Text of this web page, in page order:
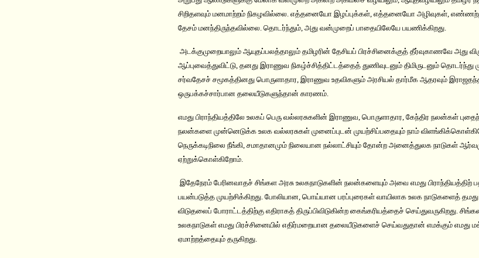
சிறிதளவும் மனமாற்றம் நிகழவில்லை. எத்தனையோ இழப்புக்கள், எத்தனையோ அழிவுகள், எண்ணற்ற
தேசம் மனந்திருந்தவில்லை. தொடர்ந்தும், அது வன்முறைப் பாதையிலேயே பயணிக்கிறது.
அடக்குமுறையாலும் ஆயுதப்பலத்தாலும் தமிழரின் தேசியப் பிரச்சினைக்குத் தீர்வுகாணவே அது
ஆப்புவைத்துவிட்டு, தனது இராணுவ நிகழ்ச்சித்திட்டத்தைத் துணிவுடனும் திமிருடனும் தொடர்ந்து
சர்வதேசச் சமூகத்தினது பொருளாதார, இராணுவ உதவிகளும் அரசியல் தார்மீக ஆதரவும்
ஒருபக்கச்சார்பான தலையீடுகளுந்தான் காரணம்.
எமது பிராந்தியத்திலே உலகப் பெரு வல்லரசுகளின் இராணுவ, பொருளாதார, கேந்திர நலன்கள்
நலன்களை முன்னெடுக்க உலக வல்லரசுகள் முனைப்புடன் முயற்சிப்பதையும் நாம்
நெருக்கடிநிலை நீங்கி, சமாதானமும் நிலையான நல்லாட்சியும் தோன்ற அனைத்துலக நாடுகள்
ஏற்றுக்கொள்கிறோம்.
இதேநேரம் பேரினவாதச் சிங்கள அரசு உலகநாடுகளின் நலன்களையும் அவை எமது பிராந்தியத்திற்
பயன்படுத்த முயற்சிக்கிறது. போலியான, பொய்யான பரப்புரைகள் வாயிலாக உலக நாடுகளைத்
விடுதலைப் போராட்டத்திற்கு எதிராகத் திருப்பிவிடுகின்ற கைங்கரியத்தைச் செய்துவருகிறது.
உலகநாடுகள் எமது பிரச்சினையில் எதிர்மறையான தலையீடுகளைச் செய்வதுதான் எமக்கும் எமது
ஏமாற்றத்தையும் தருகிறது.